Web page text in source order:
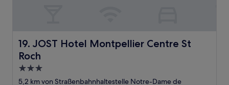
19. JOST Hotel Montpellier Centre St
Roch
JOST Hotel Montpellier Centre St Roch
3.0-
Sterne-
5,2 km von Straßenbahnhaltestelle Notre-Dame de